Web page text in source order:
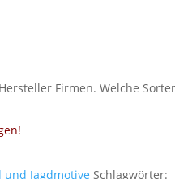
Firmen. Welche
und Jagdmotive Schlagwörter: